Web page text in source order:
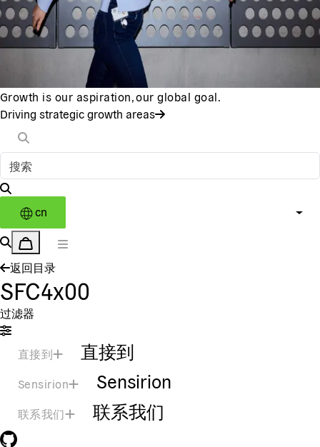
Growth is our aspiration, our global goal.
Driving strategic growth areas
cn
返回目录
SFC4x00
过滤器
直接到 直接到
Sensirion Sensirion
联系我们 联系我们